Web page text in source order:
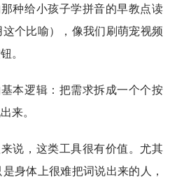
种给小孩子学拼音的早教点读
个比喻），像我们刷萌宠视频
。
本逻辑：把需求拆成一个个按
来。
说，这类工具很有价值。尤其
身体上很难把词说出来的人，